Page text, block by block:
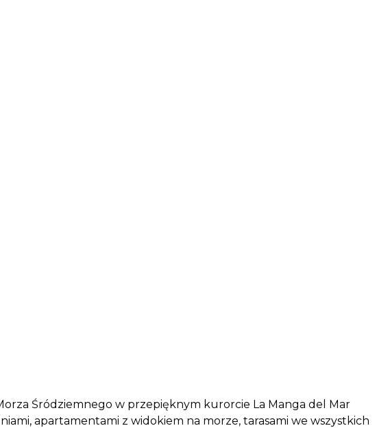
Śródziemnego w przepięknym kurorcie La Manga del Mar
apartamentami z widokiem na morze, tarasami we wszystkich